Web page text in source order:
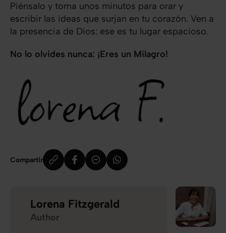
Piénsalo y toma unos minutos para orar y
escribir las ideas que surjan en tu corazón. Ven a
la presencia de Dios: ese es tu lugar espacioso.
No lo olvides nunca: ¡Eres un Milagro!
Compartir
Lorena Fitzgerald
Author